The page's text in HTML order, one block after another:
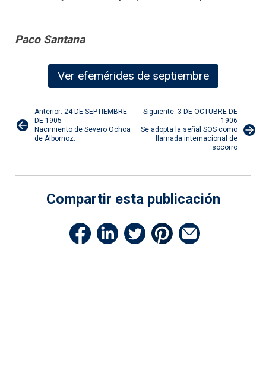
Paco Santana
Ver efemérides de septiembre
Navegación
de
Anterior: 24 DE SEPTIEMBRE
DE 1905
Nacimiento de Severo Ochoa
de Albornoz.
Siguiente: 3 DE OCTUBRE DE
1906
Se adopta la señal SOS como
llamada internacional de
socorro
Compartir esta publicación